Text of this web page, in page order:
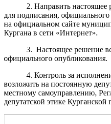
2.Направить настоящее
для подписания,
на официальном сайте
Кургана в сети «Интернет».
3. Настоящее решение
официального опубликования.
4.Контроль за
возложить на постоянную
местному самоуправлению,
депутатской этике